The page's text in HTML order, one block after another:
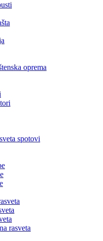
oprema
spotovi
rasveta